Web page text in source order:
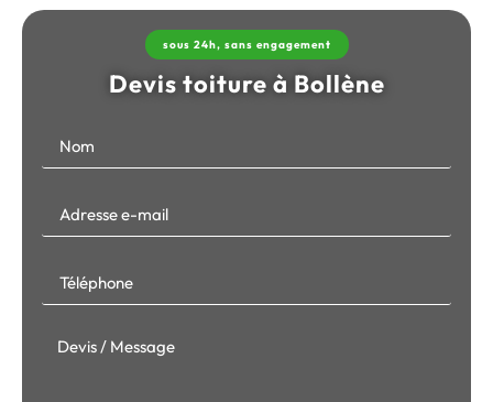
sous 24h, sans engagement
Devis toiture à Bollène